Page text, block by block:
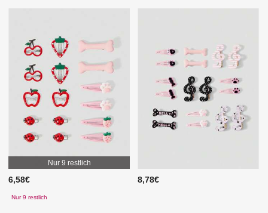
Nur 9 restlich
6,58€
Nur 9 restlich
8,78€